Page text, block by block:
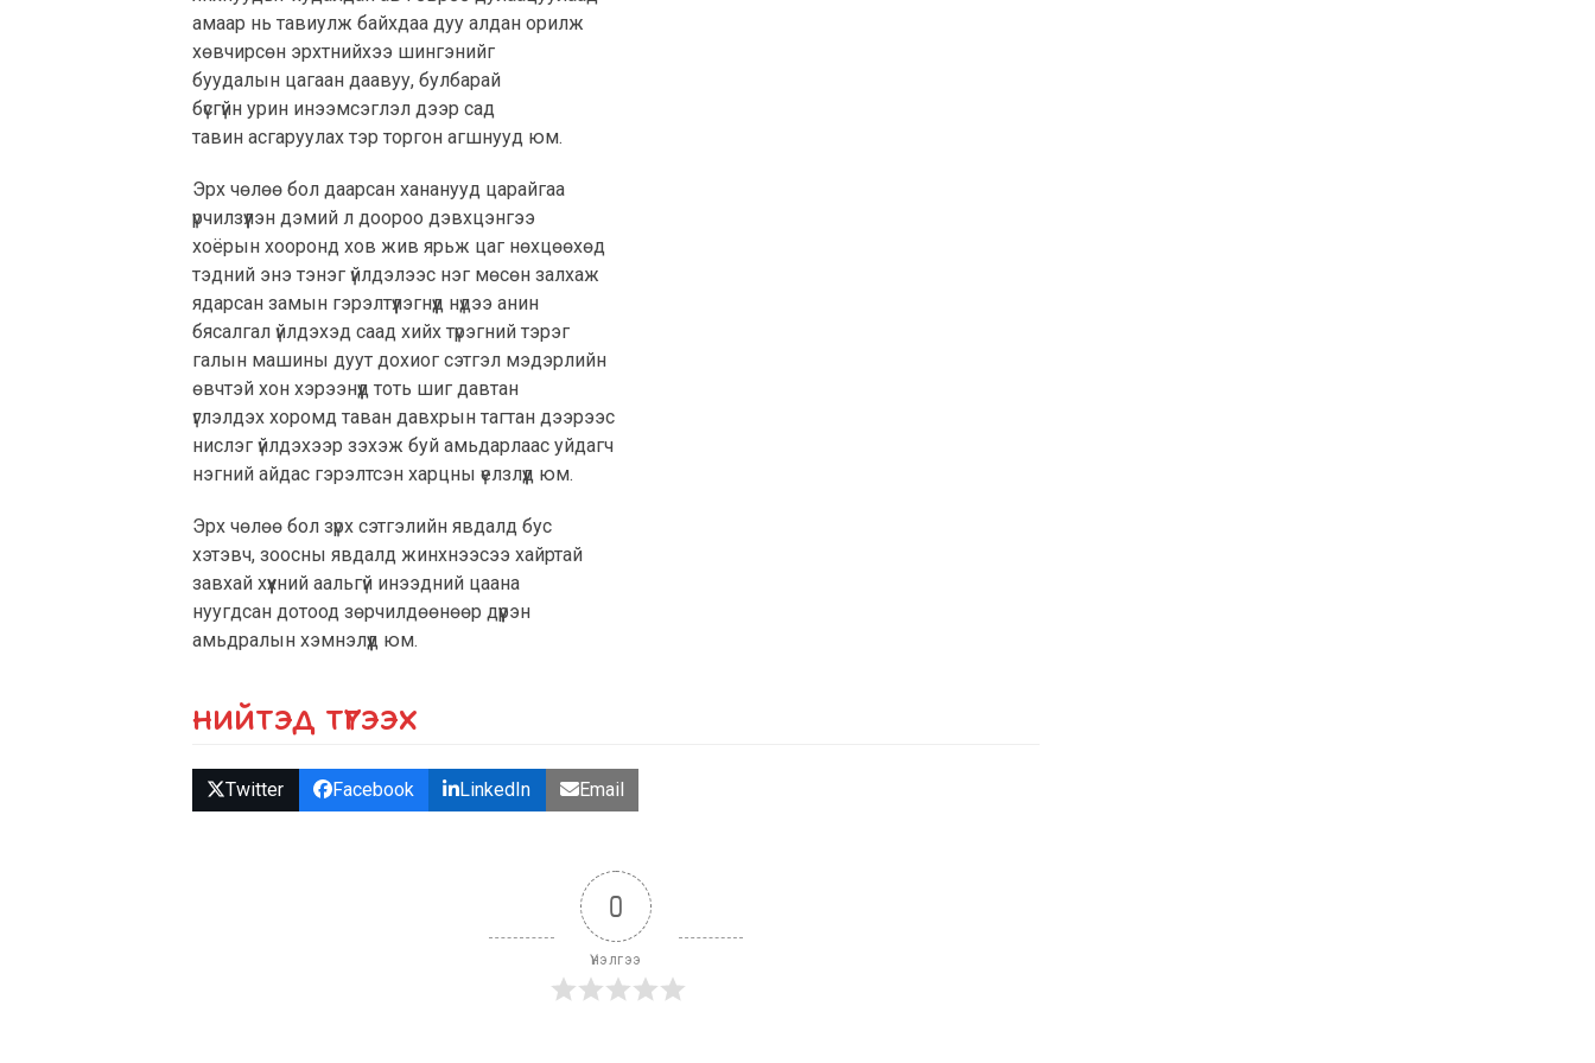
амаар нь тавиулж байхдаа дуу алдан орилж
хөвчирсөн эрхтнийхээ шингэнийг
буудалын цагаан даавуу, булбарай
бүсгүйн урин инээмсэглэл дээр сад
тавин асгаруулах тэр торгон агшнууд юм.
Эрх чөлөө бол даарсан хананууд царайгаа
үрчилзүүлэн дэмий л доороо дэвхцэнгээ
хоёрын хооронд хов жив ярьж цаг нөхцөөхөд
тэдний энэ тэнэг үйлдэлээс нэг мөсөн залхаж
ядарсан замын гэрэлтүүлэгнүүд нүдээ анин
бясалгал үйлдэхэд саад хийх түрэгний тэрэг
галын машины дуут дохиог сэтгэл мэдэрлийн
өвчтэй хон хэрээнүүд тоть шиг давтан
үглэлдэх хоромд таван давхрын тагтан дээрээс
нислэг үйлдэхээр зэхэж буй амьдарлаас уйдагч
нэгний айдас гэрэлтсэн харцны үелзлүүд юм.
Эрх чөлөө бол зүрх сэтгэлийн явдалд бус
хэтэвч, зоосны явдалд жинхнээсээ хайртай
завхай хүүхний аальгүй инээдний цаана
нуугдсан дотоод зөрчилдөөнөөр дүүрэн
амьдралын хэмнэлүүд юм.
НИЙТЭД ТҮГЭЭХ
Twitter Facebook LinkedIn Email
0
Үнэлгээ